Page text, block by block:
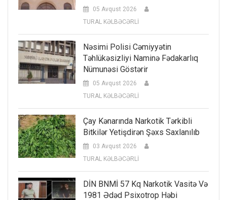
05 Avqust 2026
TURAL KƏLBƏCƏRLİ
Nəsimi Polisi Cəmiyyətin
Təhlükəsizliyi Naminə Fədakarlıq
Nümunəsi Göstərir
05 Avqust 2026
TURAL KƏLBƏCƏRLİ
Çay Kənarında Narkotik Tərkibli
Bitkilər Yetişdirən Şəxs Saxlanılıb
03 Avqust 2026
TURAL KƏLBƏCƏRLİ
DİN BNMİ 57 Kq Narkotik Vasitə Və
1981 Ədəd Psixotrop Həbi